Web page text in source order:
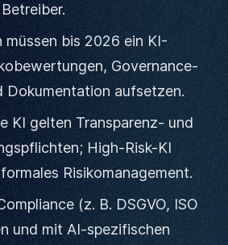
müssen bis 2026 ein KI-
Governance-
Dokumentation aufsetzen.
KI gelten Transparenz- und
High-Risk-KI
Risikomanagement.
(z. B. DSGVO, ISO
und mit AI-spezifischen